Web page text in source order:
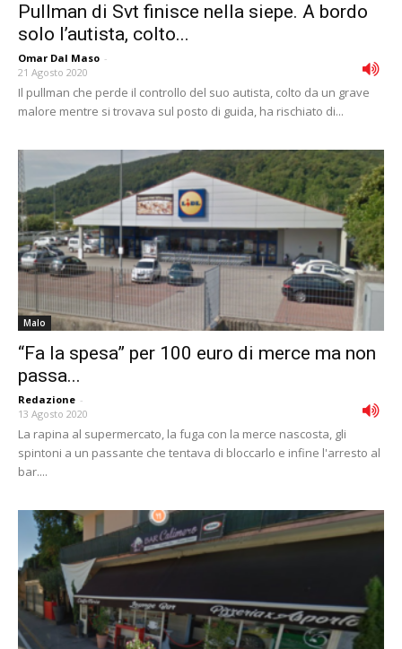
Pullman di Svt finisce nella siepe. A bordo
solo l’autista, colto...
Omar Dal Maso -
21 Agosto 2020
Il pullman che perde il controllo del suo autista, colto da un grave
malore mentre si trovava sul posto di guida, ha rischiato di...
Malo
“Fa la spesa” per 100 euro di merce ma non
passa...
Redazione -
13 Agosto 2020
La rapina al supermercato, la fuga con la merce nascosta, gli
spintoni a un passante che tentava di bloccarlo e infine l'arresto al
bar....